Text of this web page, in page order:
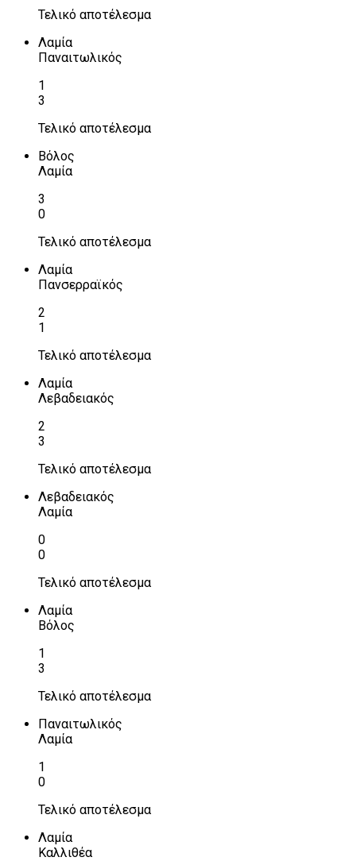
Τελικό αποτέλεσμα
Λαμία
Παναιτωλικός
1
3
Τελικό αποτέλεσμα
Βόλος
Λαμία
3
0
Τελικό αποτέλεσμα
Λαμία
Πανσερραϊκός
2
1
Τελικό αποτέλεσμα
Λαμία
Λεβαδειακός
2
3
Τελικό αποτέλεσμα
Λεβαδειακός
Λαμία
0
0
Τελικό αποτέλεσμα
Λαμία
Βόλος
1
3
Τελικό αποτέλεσμα
Παναιτωλικός
Λαμία
1
0
Τελικό αποτέλεσμα
Λαμία
Καλλιθέα